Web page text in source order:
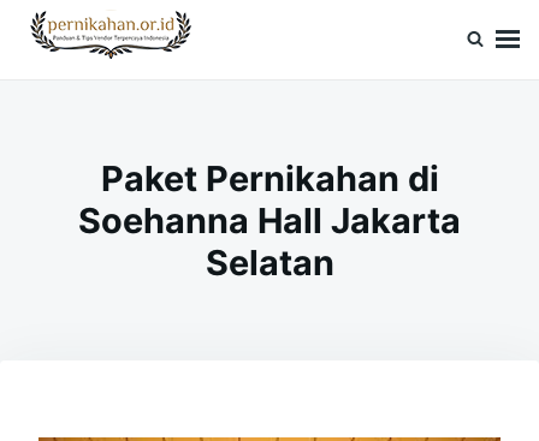
SkipSearch
for:
Paket Pernikahan di
Soehanna Hall Jakarta
Selatan